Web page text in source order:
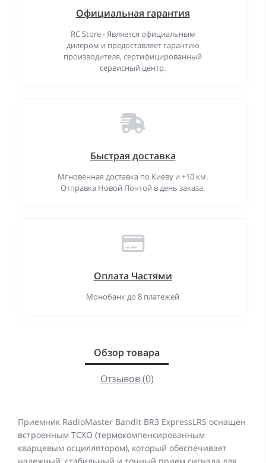
Официальная гарантия
RC Store - Является официальным
дилером и предоставляет гарантию
производителя, сертифицированный
сервисный центр.
Быстрая доставка
Мгновенная доставка по Киеву и +10 км.
Отправка Новой Почтой в день заказа.
Оплата Частями
Монобанк до 8 платежей
Обзор товара
Отзывов (0)
Приемник RadioMaster Bandit BR3 ExpressLRS оснащен
встроенным TCXO (термокомпенсированным
кварцевым осциллятором), который обеспечивает